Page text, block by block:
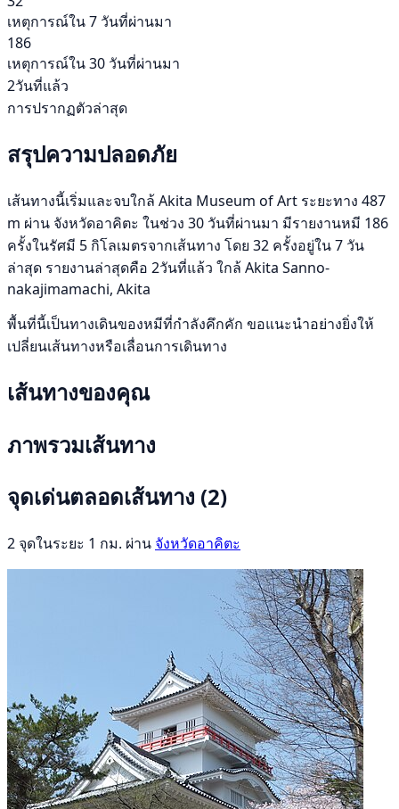
เหตุการณ์ใน 7 วันที่ผ่านมา
186
เหตุการณ์ใน 30 วันที่ผ่านมา
2วันที่แล้ว
การปรากฏตัวล่าสุด
สรุปความปลอดภัย
เส้นทางนี้เริ่มและจบใกล้ Akita Museum of Art ระยะทาง 487
m ผ่าน จังหวัดอาคิตะ ในช่วง 30 วันที่ผ่านมา มีรายงานหมี 186
ครั้งในรัศมี 5 กิโลเมตรจากเส้นทาง โดย 32 ครั้งอยู่ใน 7 วัน
ล่าสุด รายงานล่าสุดคือ 2วันที่แล้ว ใกล้ Akita Sanno-
nakajimamachi, Akita
พื้นที่นี้เป็นทางเดินของหมีที่กำลังคึกคัก ขอแนะนำอย่างยิ่งให้
เปลี่ยนเส้นทางหรือเลื่อนการเดินทาง
เส้นทางของคุณ
ภาพรวมเส้นทาง
จุดเด่นตลอดเส้นทาง (2)
2 จุดในระยะ 1 กม. ผ่าน จังหวัดอาคิตะ